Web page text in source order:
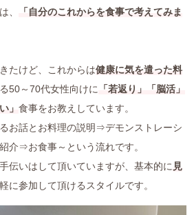
、
「自分のこれからを食事で考えてみま
たけど、これからは健康に気を遣った料
50～70代女性向けに
「若返り」「脳活」
」食事をお教えしています。
お話とお料理の説明⇒デモンストレーシ
介⇒お食事～という流れです。
伝いはして頂いていますが、基本的に 見
に参加して頂けるスタイルです。